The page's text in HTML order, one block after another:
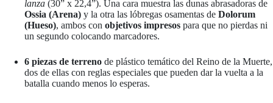
lanza (30” x 22,4”). Una cara muestra las dunas abrasadoras de
Ossia (Arena) y la otra las lóbregas osamentas de Dolorum
(Hueso), ambos con objetivos impresos para que no pierdas ni
un segundo colocando marcadores.
6 piezas de terreno de plástico temático del Reino de la Muerte,
dos de ellas con reglas especiales que pueden dar la vuelta a la
batalla cuando menos lo esperas.